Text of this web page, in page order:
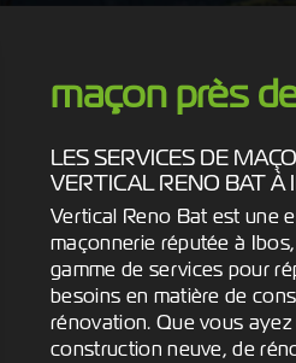
maçon près
LES SERVICES DE
VERTICAL RENO BAT À
Vertical Reno Bat est une
maçonnerie réputée à
gamme de services pour
besoins en matière de
rénovation. Que vous
construction neuve, de